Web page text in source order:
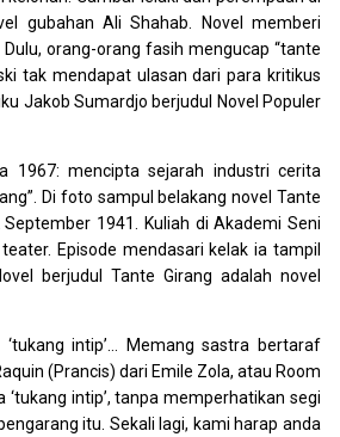
gubahan Ali Shahab. Novel memberi
orang-orang fasih mengucap “tante
tak mendapat ulasan dari para kritikus
Jakob Sumardjo berjudul Novel Populer
1967: mencipta sejarah industri cerita
Di foto sampul belakang novel Tante
1941. Kuliah di Akademi Seni
Episode mendasari kelak ia tampil
berjudul Tante Girang adalah novel
intip’… Memang sastra bertaraf
(Prancis) dari Emile Zola, atau Room
intip’, tanpa memperhatikan segi
itu. Sekali lagi, kami harap anda